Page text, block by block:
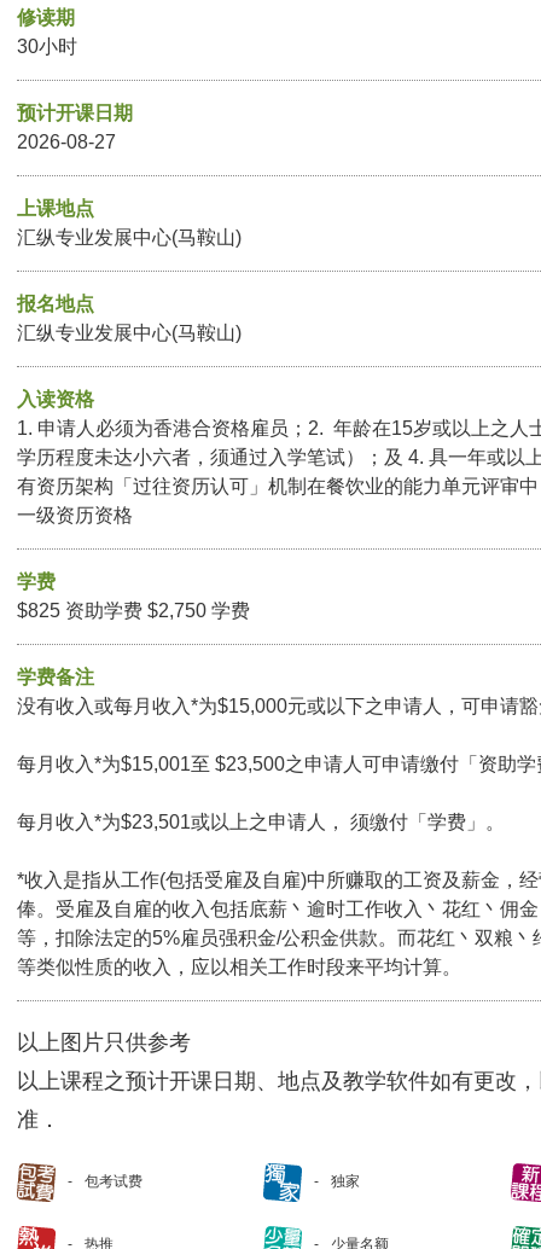
修读期
30小时
预计开课日期
2026-08-27
上课地点
汇纵专业发展中心(马鞍山)
报名地点
汇纵专业发展中心(马鞍山)
入读资格
1. 申请人必须为香港合资格雇员；2. 年龄在15岁或以上之人
学历程度未达小六者，须通过入学笔试）；及 4. 具一年或以
有资历架构「过往资历认可」机制在餐饮业的能力单元评审
一级资历资格
学费
$825 资助学费 $2,750 学费
学费备注
没有收入或每月收入*为$15,000元或以下之申请人，可申请
每月收入*为$15,001至 $23,500之申请人可申请缴付「资助学
每月收入*为$23,501或以上之申请人， 须缴付「学费」。
*收入是指从工作(包括受雇及自雇)中所赚取的工资及薪金，
俸。受雇及自雇的收入包括底薪丶逾时工作收入丶花红丶佣
等，扣除法定的5%雇员强积金/公积金供款。而花红丶双粮丶
等类似性质的收入，应以相关工作时段来平均计算。
以上图片只供参考
以上课程之预计开课日期、地点及教学软件如有更改
准．
包考试费 独家
热推 少量名额